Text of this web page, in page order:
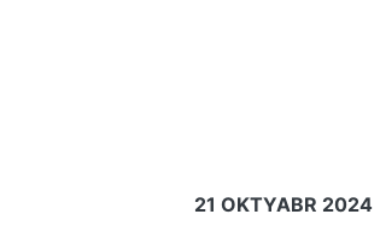
21 OKTYABR 2024